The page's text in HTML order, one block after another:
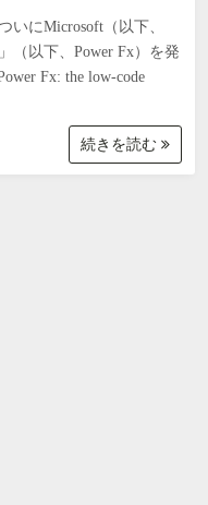
いにMicrosoft（以下、
（以下、Power Fx）を発
Fx: the low-code
続きを読む